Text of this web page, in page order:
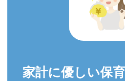
家計に優しい保